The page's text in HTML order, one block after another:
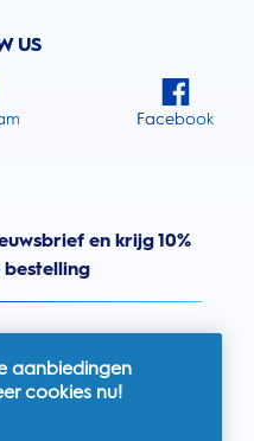
US
Facebook
en krijg 10%
bestelling
aanbiedingen
cookies nu!